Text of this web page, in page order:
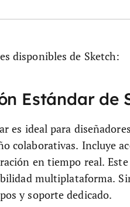
disponibles de Sketch:
Estándar de
es ideal para
colaborativas. Incluye
en tiempo real.
multiplataforma.
y soporte dedicado.